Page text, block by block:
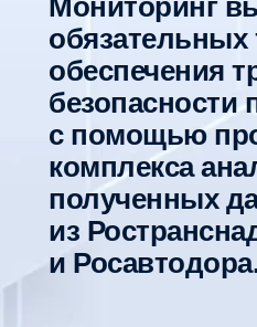
Мониторинг
обязательных
обеспечения
безопасности
с помощью
комплекса
полученных
из
и